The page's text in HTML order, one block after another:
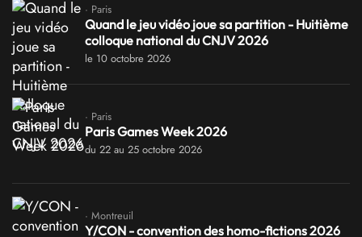
· Paris
Quand le jeu vidéo joue sa partition - Huitième
colloque national du CNJV 2026
le 10 octobre 2026
· Paris
Paris Games Week 2026
du 22 au 25 octobre 2026
· Montreuil
Y/CON - convention des homo-fictions 2026